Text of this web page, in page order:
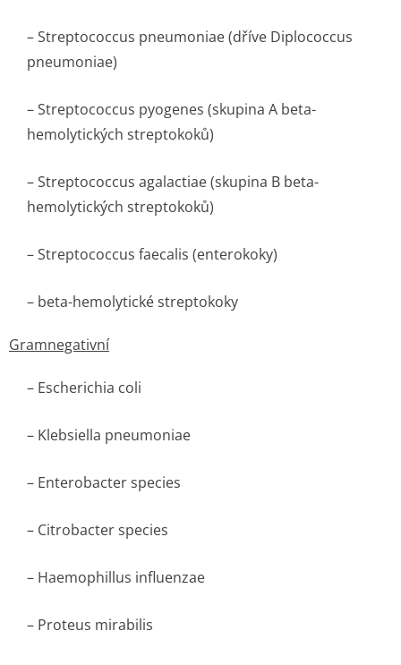
–Streptococcus pneumoniae (dříve Diplococcus
pneumoniae)
–Streptococcus pyogenes (skupina A beta-
hemolytických streptokoků)
–Streptococcus agalactiae(skupina B beta-
hemolytických streptokoků)
–Streptococcus faecalis (enterokoky)
– beta-hemolytické streptokoky
Gramnegativní
– Escherichia coli
– Klebsiella pneumoniae
– Enterobacter species
– Citrobacter species
– Haemophillus influenzae
– Proteus mirabilis